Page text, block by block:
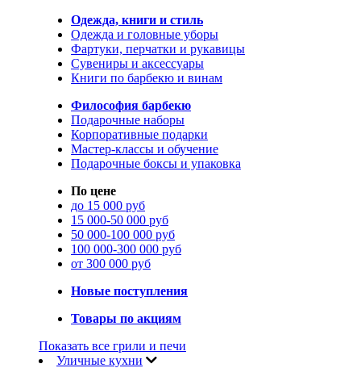
Одежда, книги и стиль
Одежда и головные уборы
Фартуки, перчатки и рукавицы
Сувениры и аксессуары
Книги по барбекю и винам
Философия барбекю
Подарочные наборы
Корпоративные подарки
Мастер-классы и обучение
Подарочные боксы и упаковка
По цене
до 15 000 руб
15 000-50 000 руб
50 000-100 000 руб
100 000-300 000 руб
от 300 000 руб
Новые поступления
Товары по акциям
Показать все грили и печи
Уличные кухни